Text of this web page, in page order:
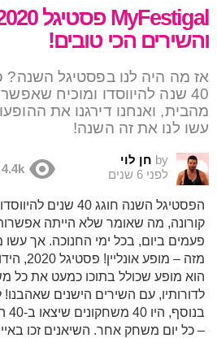
והשירים הכי טובים!
40 שנה להיווסדו ומוכיח
מהבית, ואנחנו דירגנו את
עשו לנו את זה השנה!
by חן לוי
לפני 6 שנים
4.4k
הפסטיגל השנה חוגג 40
פעמים ביום, בכל ימי החנוכה. אך
מזה – מופע אונליין! פסטיגל 2020, הידוע בשמו
הוא מופע שכולל בתוכו כמעט את כל
לדורותיו, עם השירים הישנים שאהבנו!
– כל יום משחק אחר. השיאנים זכו